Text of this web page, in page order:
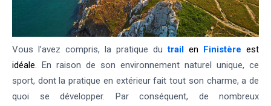
Vous l’avez compris, la pratique dutrail en Finistère est
idéale. En raison de son environnement naturel unique, ce
sport, dont la pratique en extérieur fait tout son charme, a de
quoi se développer. Par conséquent, de nombreux